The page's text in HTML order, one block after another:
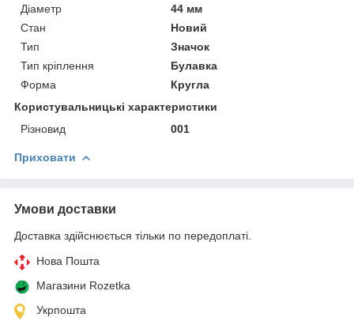
Діаметр
44 мм
Стан
Новий
Тип
Значок
Тип кріплення
Булавка
Форма
Кругла
Користувальницькі характеристики
Різновид
001
Приховати
Умови доставки
Доставка здійснюється тільки по передоплаті.
Нова Пошта
Магазини Rozetka
Укрпошта